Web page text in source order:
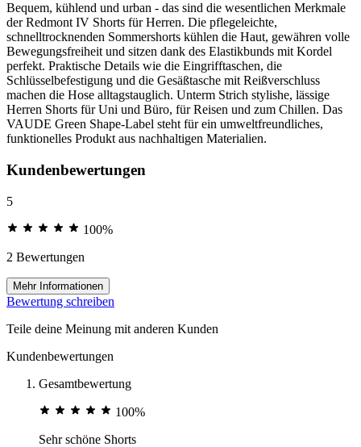
Bequem, kühlend und urban - das sind die wesentlichen Merkmale
der Redmont IV Shorts für Herren. Die pflegeleichte,
schnelltrocknenden Sommershorts kühlen die Haut, gewähren volle
Bewegungsfreiheit und sitzen dank des Elastikbunds mit Kordel
perfekt. Praktische Details wie die Eingrifftaschen, die
Schlüsselbefestigung und die Gesäßtasche mit Reißverschluss
machen die Hose alltagstauglich. Unterm Strich stylishe, lässige
Herren Shorts für Uni und Büro, für Reisen und zum Chillen. Das
VAUDE Green Shape-Label steht für ein umweltfreundliches,
funktionelles Produkt aus nachhaltigen Materialien.
Kundenbewertungen
5
100%
2 Bewertungen
Mehr Informationen
Bewertung schreiben
Teile deine Meinung mit anderen Kunden
Kundenbewertungen
Gesamtbewertung
100%
Sehr schöne Shorts